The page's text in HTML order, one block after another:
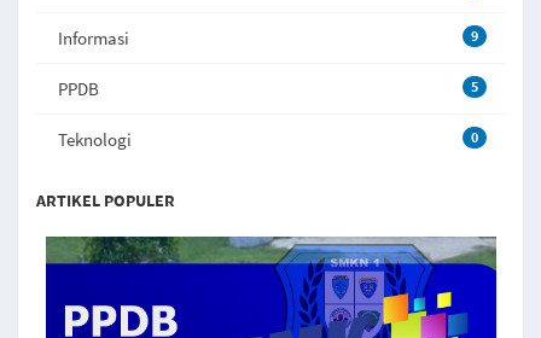
Informasi 9
PPDB 5
Teknologi 0
ARTIKEL POPULER